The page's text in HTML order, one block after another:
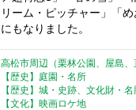
リーム・ピッチャー」「
にもなりました。
高松市周辺（栗林公園、屋島、
【歴史】庭園・名所
【歴史】城・史跡、文化財・名
【文化】映画ロケ地